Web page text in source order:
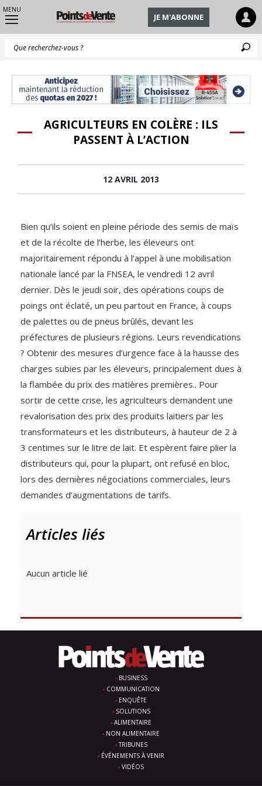
MENU
JE M'ABONNE
AGRICULTEURS EN COLÈRE : ILS
PASSENT À L’ACTION
12 AVRIL 2013
Bien qu’ils soient en pleine période des semis de maïs
et de la récolte de l’herbe, les éleveurs ont
majoritairement répondu à l’appel à une mobilisation
nationale lancé par la FNSEA, le vendredi 12 avril
dernier. Dès le jeudi soir, des opérations coups de
poings ont éclaté, un peu partout en France, à coups
de palettes ou de pneus brûlés, devant les
préfectures de plusieurs régions. Leurs revendications
? Obtenir des mesures d’urgence face à la hausse des
charges subies par les éleveurs, principalement dues à
la flambée du prix des matières premières.. Pour
sortir de cette crise, les agriculteurs demandent une
revalorisation des prix des produits laitiers par les
transformateurs et les distributeurs, à hauteur de 2 à
3 centimes sur le litre de lait. Et espèrent faire plier la
distributeurs qui, pour la plupart, ont refusé en bloc,
lors des dernières négociations commerciales, leurs
demandes d’augmentations de tarifs.
Articles liés
Aucun article lié
BUSINESS
COMMUNICATION
ENQUÊTE
SOLUTIONS
ALIMENTAIRE
NON ALIMENTAIRE
TRIBUNES
ÉVÉNEMENTS À VENIR
VIDÉOS